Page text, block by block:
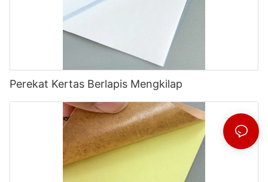
Perekat Kertas Berlapis Mengkilap